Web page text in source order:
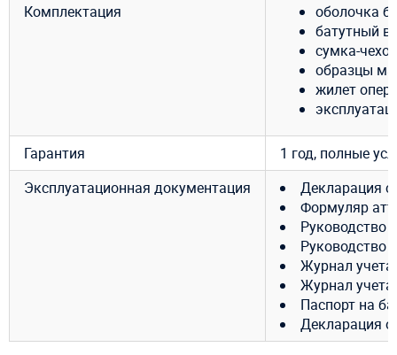
Комплектация
оболочка
батутный
сумка-
образцы
жилет
Гарантия
1 год, полные
Эксплуатационная документация
Декларация
Формуляр
Руководство
Руководство
Журнал учета
Журнал учета
Паспорт на
Декларация